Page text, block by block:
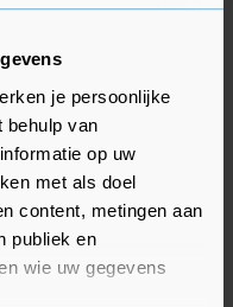
je persoonlijke
behulp van
op uw
met als doel
content, metingen aan
publiek en
wie uw gegevens
stakingen aan